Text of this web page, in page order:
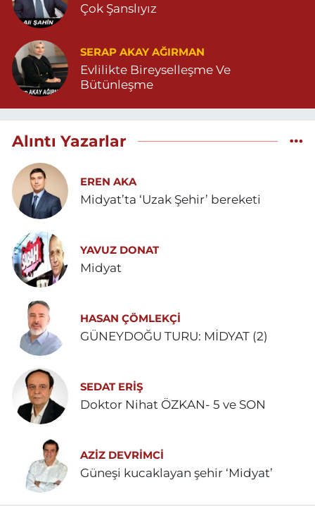
Çok Şanslıyız
SERAP AKAY AĞIRMAN
Evlilikte Bireyselleşme Ve
Bütünleşme
Alıntı Yazarlar
EREN AKA
Midyat’ta ‘Uzak Şehir’ bereketi
YAVUZ DONAT
Midyat
HASAN ÇÖMLEKÇİ
GÜNEYDOĞU TURU: MİDYAT (2)
SEDAT ERİŞ
Doktor Nihat ÖZKAN- 5 ve SON
AZIZ DEVRIMCI
Güneşi kucaklayan şehir ‘Midyat’